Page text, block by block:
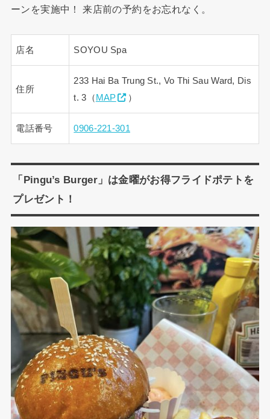
ーンを実施中！ 来店前の予約をお忘れなく。
店名 SOYOU Spa
住所
233 Hai Ba Trung St., Vo Thi Sau Ward, Dis
t. 3（ MAP ）
電話番号 0906-221-301
「Pingu’s Burger」は金曜がお得フライドポテトを
プレゼント！